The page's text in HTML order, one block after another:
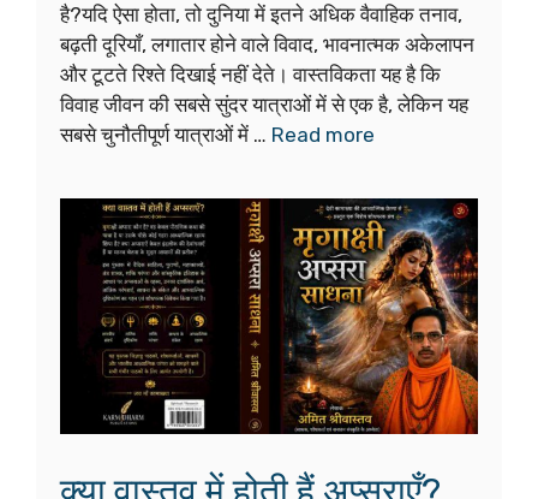
है?यदि ऐसा होता, तो दुनिया में इतने अधिक वैवाहिक तनाव,
बढ़ती दूरियाँ, लगातार होने वाले विवाद, भावनात्मक अकेलापन
और टूटते रिश्ते दिखाई नहीं देते। वास्तविकता यह है कि
विवाह जीवन की सबसे सुंदर यात्राओं में से एक है, लेकिन यह
सबसे चुनौतीपूर्ण यात्राओं में … Read more